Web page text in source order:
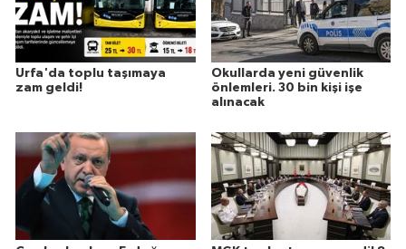
Urfa'da toplu taşımaya
zam geldi!
Okullarda yeni güvenlik
önlemleri. 30 bin kişi işe
alınacak